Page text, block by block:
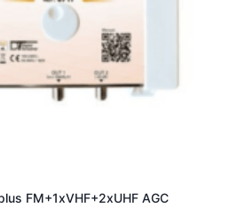
FM+1xVHF+2xUHF AGC